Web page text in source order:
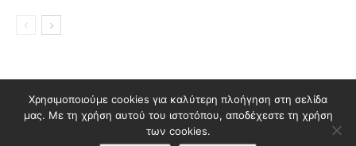
Διαφημιστείτε στο Polis Magazino
Όροι χρήσης & Πολιτική Προστασίας Προσωπικών Δεδομένων
Επικοινωνία
Χρησιμοποιούμε cookies για καλύτερη πλοήγηση στη σελίδα
μας. Με τη χρήση αυτού του ιστοτόπου, αποδέχεστε τη χρήση
των cookies.